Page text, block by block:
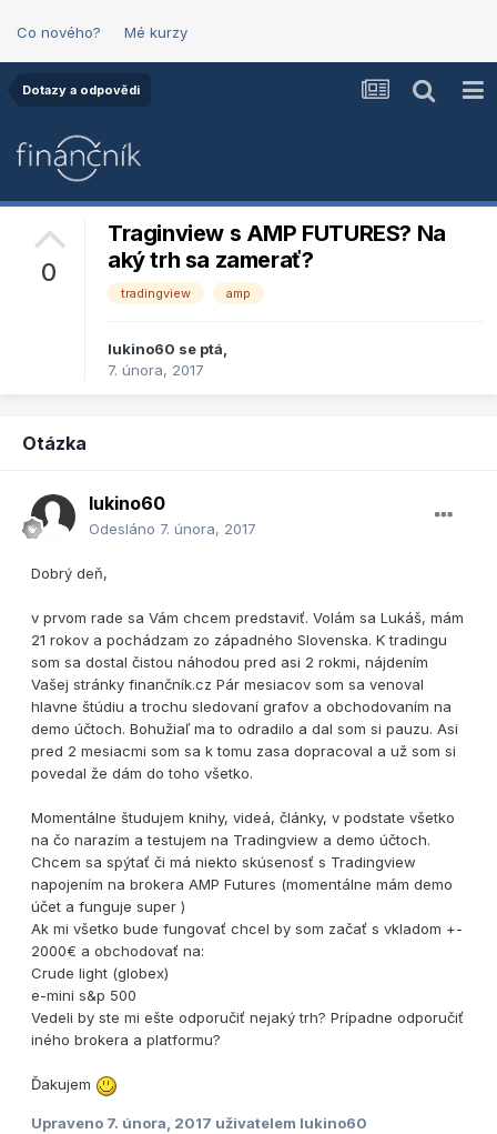
Co nového? Mé kurzy
Dotazy a odpovědi
0
Traginview s AMP FUTURES? Na
aký trh sa zamerať?
tradingview amp
lukino60 se ptá,
7. února, 2017
Otázka
lukino60
Odesláno 7. února, 2017
Dobrý deň,
v prvom rade sa Vám chcem predstaviť. Volám sa Lukáš, mám
21 rokov a pochádzam zo západného Slovenska. K tradingu
som sa dostal čistou náhodou pred asi 2 rokmi, nájdením
Vašej stránky finančník.cz Pár mesiacov som sa venoval
hlavne štúdiu a trochu sledovaní grafov a obchodovaním na
demo účtoch. Bohužiaľ ma to odradilo a dal som si pauzu. Asi
pred 2 mesiacmi som sa k tomu zasa dopracoval a už som si
povedal že dám do toho všetko.
Momentálne študujem knihy, videá, články, v podstate všetko
na čo narazím a testujem na Tradingview a demo účtoch.
Chcem sa spýtať či má niekto skúsenosť s Tradingview
napojením na brokera AMP Futures (momentálne mám demo
účet a funguje super )
Ak mi všetko bude fungovať chcel by som začať s vkladom +-
2000€ a obchodovať na:
Crude light (globex)
e-mini s&p 500
Vedeli by ste mi ešte odporučiť nejaký trh? Prípadne odporučiť
iného brokera a platformu?
Ďakujem
Upraveno 7. února, 2017 uživatelem lukino60